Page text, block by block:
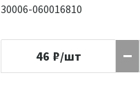
30006-060016810
46 ₽/шт